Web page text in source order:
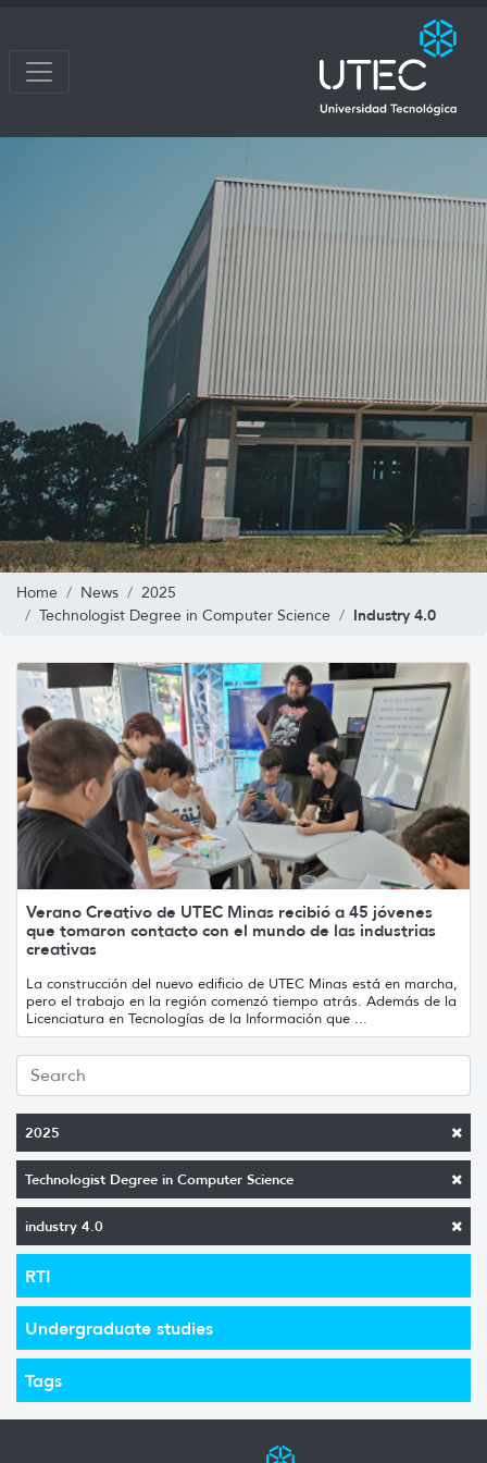
Home News
2025
Technologist Degree in Computer Science
Industry 4.0
2025
Technologist Degree in Computer Science
industry 4.0
RTI
Undergraduate studies
Tags
Verano Creativo de UTEC Minas recibió a 45 jóvenes
que tomaron contacto con el mundo de las industrias
creativas
La construcción del nuevo edificio de UTEC Minas está en marcha,
pero el trabajo en la región comenzó tiempo atrás. Además de la
Licenciatura en Tecnologías de la Información que ...